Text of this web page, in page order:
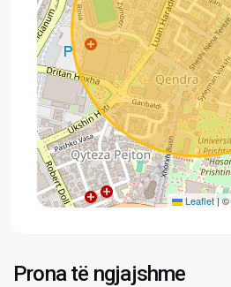
Leaflet|©
Prona të ngjajshme
Prishtinë